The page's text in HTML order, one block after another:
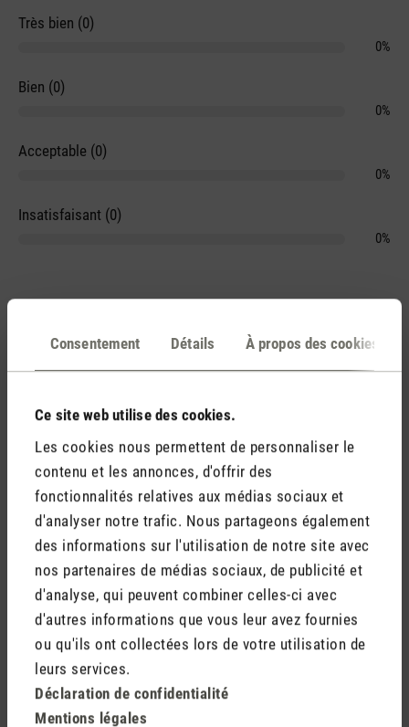
Consentement Détails À propos des cookies
Ce site web utilise des cookies.
Les cookies nous permettent de personnaliser le
contenu et les annonces, d'offrir des
fonctionnalités relatives aux médias sociaux et
d'analyser notre trafic. Nous partageons également
des informations sur l'utilisation de notre site avec
nos partenaires de médias sociaux, de publicité et
d'analyse, qui peuvent combiner celles-ci avec
d'autres informations que vous leur avez fournies
ou qu'ils ont collectées lors de votre utilisation de
leurs services.
Déclaration de confidentialité
Mentions légales
Très bien (0)
0%
Bien (0)
0%
Acceptable (0)
0%
Insatisfaisant (0)
0%
Aucun avis n'a été trouvé. Partagez vos idées avec
d'autres personnes.
Rédiger un avis